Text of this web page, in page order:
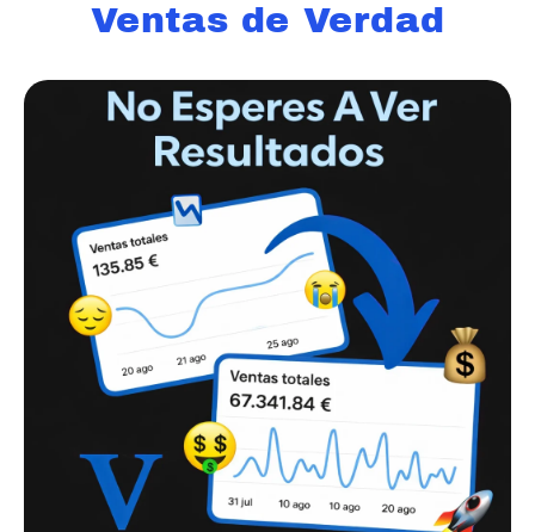
Ventas de Verdad